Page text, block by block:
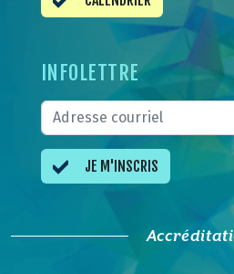
INFOLETTRE
JE M'INSCRIS